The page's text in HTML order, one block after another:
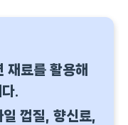
재료를 활용해
.
껍질, 향신료,